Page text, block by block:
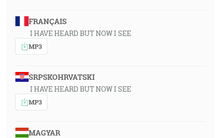
FRANÇAIS
I HAVE HEARD BUT NOW I SEE
MP3
SRPSKOHRVATSKI
I HAVE HEARD BUT NOW I SEE
MP3
MAGYAR